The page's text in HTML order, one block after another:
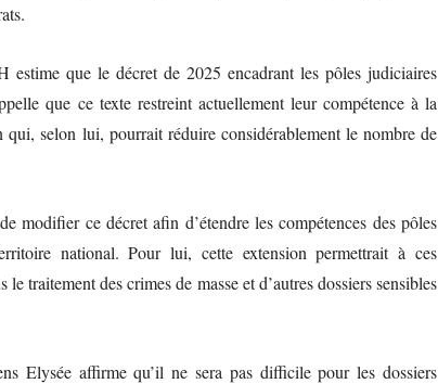
que le décret de 2025 encadrant les pôles judiciaires
que ce texte restreint actuellement leur compétence à la
selon lui, pourrait réduire considérablement le nombre de
modifier ce décret afin d’étendre les compétences des pôles
national. Pour lui, cette extension permettrait à ces
traitement des crimes de masse et d’autres dossiers sensibles
Elysée affirme qu’il ne sera pas difficile pour les dossiers